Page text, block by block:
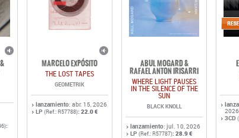
:
MARCELO EXPÓSITO
THE LOST TAPES
GEOMETRIK
lanzamiento: abr. 15, 2026
LP (Ref.: R57788): 22.0 €
ABUL MOGARD &
RAFAEL ANTON IRISARRI
WHERE LIGHT PAUSES
IN THE SILENCE OF THE
SUN
BLACK KNOLL
lanzamiento: jul. 10, 2026
LP (Ref.: R57787): 28.9 €
2026
3CD